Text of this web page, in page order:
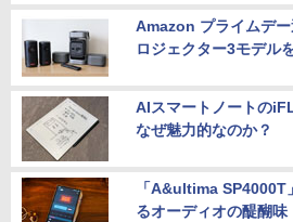
Amazon プライムデ
ロジェクター3モデル
AIスマートノートの
なぜ魅力的なのか？
「A&ultima SP4000T
るオーディオの醍醐味